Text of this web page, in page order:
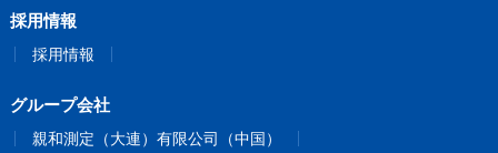
採用情報
採用情報
グループ会社
親和測定（大連）有限公司（中国）